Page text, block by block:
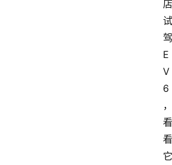
店
试
驾
E
V
6
，
看
看
它